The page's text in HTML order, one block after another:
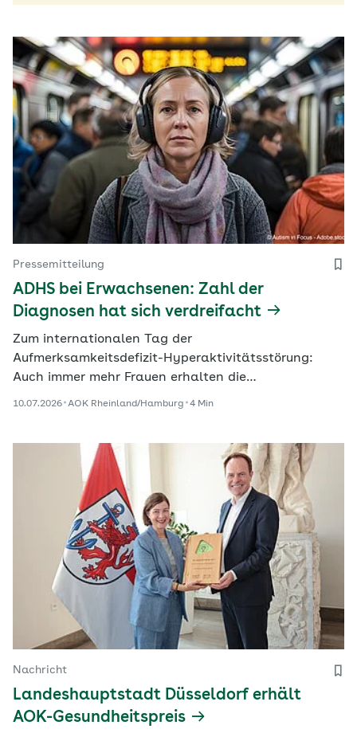
Pressemitteilung
ADHS bei Erwachsenen: Zahl der
Diagnosen hat sich verdreifacht
Zum internationalen Tag der
Aufmerksamkeitsdefizit-Hyperaktivitätsstörung:
Auch immer mehr Frauen erhalten die…
10.07.2026 AOK Rheinland/Hamburg 4 Min
Nachricht
Landeshauptstadt Düsseldorf erhält
AOK-Gesundheitspreis